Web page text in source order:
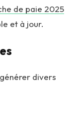
de paie 2025
et à jour.
divers